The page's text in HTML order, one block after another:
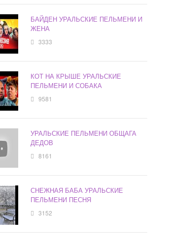
БАЙДЕН УРАЛЬСКИЕ ПЕЛЬМЕНИ И
ЖЕНА
3333
КОТ НА КРЫШЕ УРАЛЬСКИЕ
ПЕЛЬМЕНИ И СОБАКА
9581
УРАЛЬСКИЕ ПЕЛЬМЕНИ ОБЩАГА
ДЕДОВ
8161
СНЕЖНАЯ БАБА УРАЛЬСКИЕ
ПЕЛЬМЕНИ ПЕСНЯ
3152